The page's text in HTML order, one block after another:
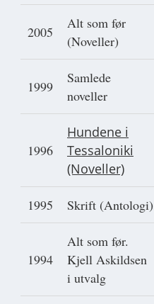
2005
Alt som før
(Noveller)
1999
Samlede
noveller
1996
Hundene i
Tessaloniki
(Noveller)
1995 Skrift (Antologi)
1994
Alt som før.
Kjell Askildsen
i utvalg